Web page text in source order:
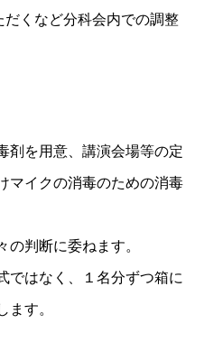
だくなど分科会内での調整
剤を用意、講演会場等の定
マイクの消毒のための消毒
の判断に委ねます。
ではなく、１名分ずつ箱に
ます。